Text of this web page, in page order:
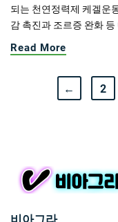
되는 천연정력제 케겔운
감 촉진과 조르증 완화
Read More
← 2
비아그라